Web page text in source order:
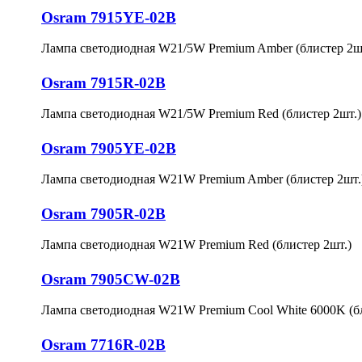
Osram 7915YE-02B
Лампа светодиодная W21/5W Premium Amber (блистер
Osram 7915R-02B
Лампа светодиодная W21/5W Premium Red (блистер 2шт.)
Osram 7905YE-02B
Лампа светодиодная W21W Premium Amber (блистер
Osram 7905R-02B
Лампа светодиодная W21W Premium Red (блистер 2шт.)
Osram 7905CW-02B
Лампа светодиодная W21W Premium Cool White 6000K
Osram 7716R-02B